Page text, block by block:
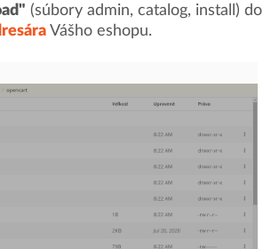
(súbory admin, catalog, install) do
Vášho eshopu.